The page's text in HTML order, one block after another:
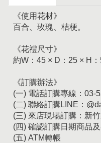
《使用花材》
百合、玫瑰、桔梗。
《花禮尺寸》
約W：45 × D：25 × H：
《訂購辦法》
(一) 電話訂購專線：03-
(二) 聯絡訂購LINE：
(三) 來店現場訂購：新
(四) 確認訂購日期商品
(五) ATM轉帳